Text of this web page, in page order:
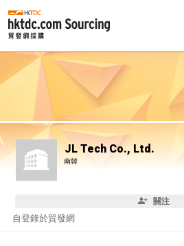
JL Tech Co., Ltd.
南韓
關注
自登錄於貿發網